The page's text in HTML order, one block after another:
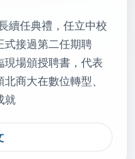
業培育AI與綠領人才
續任典禮，任立中校
式接過第二任期聘
現場頒授聘書，代表
商大在數位轉型、
就